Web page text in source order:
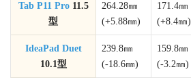
Tab P11 Pro11.5
型
264.28㎜
(+5.88㎜)
171.4㎜
(+8.4㎜)
IdeaPad Duet
10.1型
239.8㎜
(-18.6㎜)
159.8㎜
(-3.2㎜)